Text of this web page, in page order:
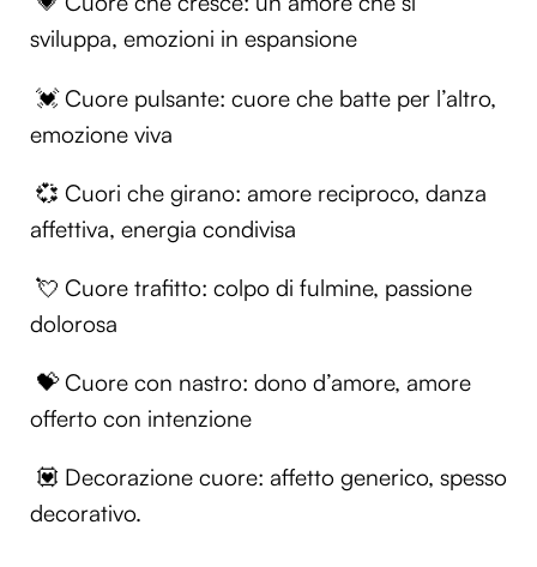
sviluppa, emozioni in espansione
💓 Cuore pulsante: cuore che batte per l’altro,
emozione viva
💞 Cuori che girano: amore reciproco, danza
affettiva, energia condivisa
💘 Cuore trafitto: colpo di fulmine, passione
dolorosa
💝 Cuore con nastro: dono d’amore, amore
offerto con intenzione
💟 Decorazione cuore: affetto generico, spesso
decorativo.